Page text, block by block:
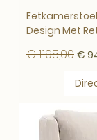
Design Met
Normale prijs
€ 1.195,00 €